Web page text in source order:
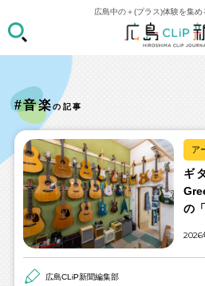
広島中の＋(プラス)体験を集
#音楽の記事
ア
ギタ
の
2026
広島CLiP新聞編集部